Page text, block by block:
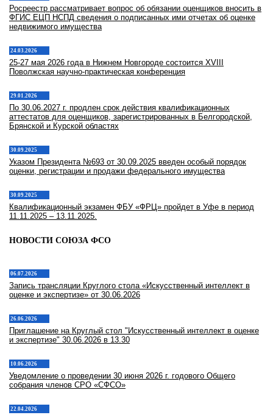
Росреестр рассматривает вопрос об обязании оценщиков вносить в
ФГИС ЕЦП НСПД сведения о подписанных ими отчетах об оценке
недвижимого имущества
24.03.2026
25-27 мая 2026 года в Нижнем Новгороде состоится XVIII
Поволжская научно-практическая конференция
29.01.2026
По 30.06.2027 г. продлен срок действия квалификационных
аттестатов для оценщиков, зарегистрированных в Белгородской,
Брянской и Курской областях
30.09.2025
Указом Президента №693 от 30.09.2025 введен особый порядок
оценки, регистрации и продажи федерального имущества
30.09.2025
Квалификационный экзамен ФБУ «ФРЦ» пройдет в Уфе в период
11.11.2025 – 13.11.2025.
НОВОСТИ СОЮЗА ФСО
06.07.2026
Запись трансляции Круглого стола «Искусственный интеллект в
оценке и экспертизе» от 30.06.2026
26.06.2026
Приглашение на Круглый стол "Искусственный интеллект в оценке
и экспертизе" 30.06.2026 в 13.30
10.06.2026
Уведомление о проведении 30 июня 2026 г. годового Общего
собрания членов СРО «СФСО»
22.04.2026